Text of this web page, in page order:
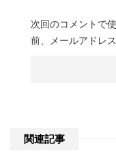
次回のコメントで
前、メールアドレ
関連記事